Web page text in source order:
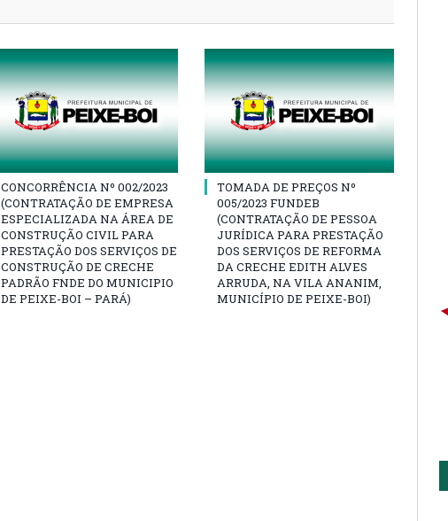
CONCORRÊNCIA Nº 002/2023
(CONTRATAÇÃO DE EMPRESA
ESPECIALIZADA NA ÁREA DE
CONSTRUÇÃO CIVIL PARA
PRESTAÇÃO DOS SERVIÇOS DE
CONSTRUÇÃO DE CRECHE
PADRÃO FNDE DO MUNICIPIO
DE PEIXE-BOI – PARÁ)
TOMADA DE PREÇOS Nº
005/2023 FUNDEB
(CONTRATAÇÃO DE PESSOA
JURÍDICA PARA PRESTAÇÃO
DOS SERVIÇOS DE REFORMA
DA CRECHE EDITH ALVES
ARRUDA, NA VILA ANANIM,
MUNICÍPIO DE PEIXE-BOI)